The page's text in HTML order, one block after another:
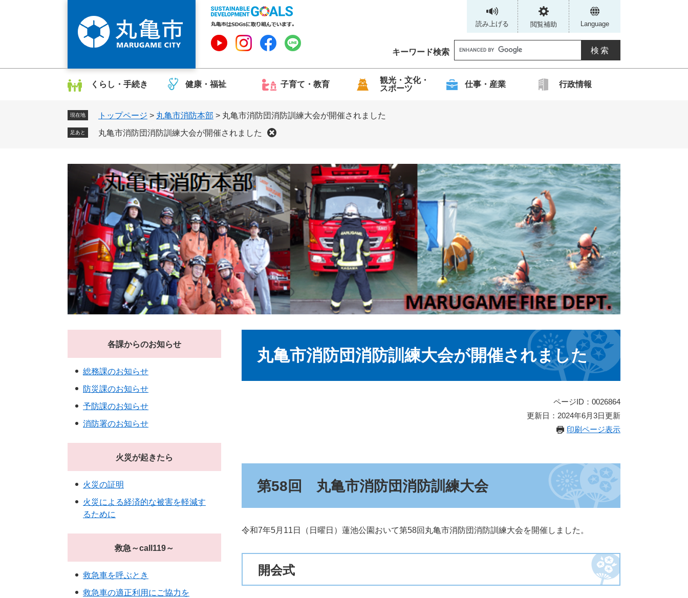
頭
飛
読み上げる 閲覧補助 Language
キーワード検索
G
o
g
l
索
くらし・手続き 健康・福祉 子育て・教育
観光・文化・
スポーツ
仕事・産業 行政情報
現在地 トップページ > 丸亀市消防本部 > 丸亀市消防団消防訓練大会が開催されました
足あと 丸亀市消防団消防訓練大会が開催されました
丸亀市消防団消防訓練大会が開催されました
ページID：0026864
更新日：2024年6月3日更新
印刷ページ表示
第58回 丸亀市消防団消防訓練大会
令和7年5月11日（日曜日）蓮池公園おいて第58回丸亀市消防団消防訓練大会を開催しました。
開会式
各課からのお知らせ
総務課のお知らせ
防災課のお知らせ
予防課のお知らせ
消防署のお知らせ
火災が起きたら
火災の証明
火災による経済的な被害を軽減す
るために
救急～call119～
救急車を呼ぶとき
救急車の適正利用にご協力を